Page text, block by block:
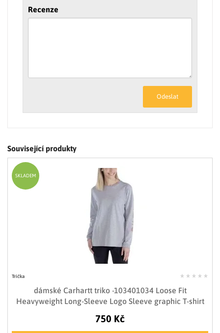
Recenze
Odeslat
Související produkty
Trička
dámské Carhartt triko -103401034 Loose Fit
Heavyweight Long-Sleeve Logo Sleeve graphic T-shirt
750 Kč
SKLADEM